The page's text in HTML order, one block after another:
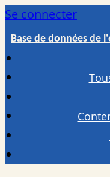
Se connecter
Base de données de